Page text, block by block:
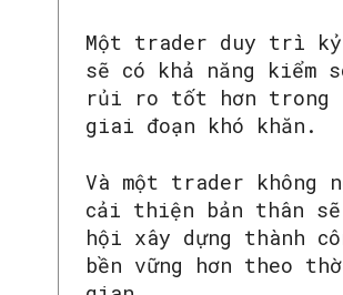
Một trader duy trì
sẽ có khả năng kiểm
rủi ro tốt hơn trong
giai đoạn khó khăn.
Và một trader không
cải thiện bản thân
hội xây dựng thành
bền vững hơn theo